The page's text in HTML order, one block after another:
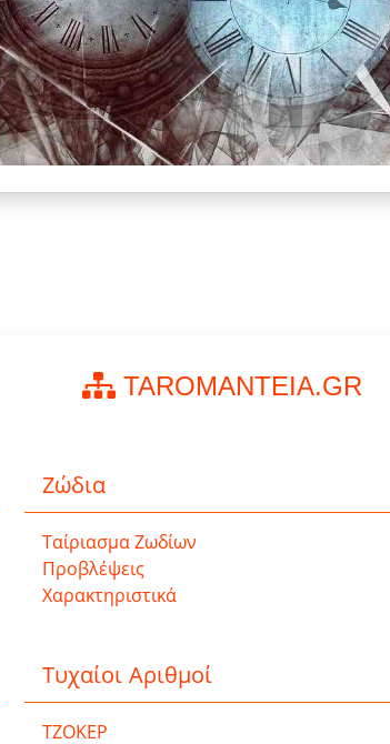
TAROMANTEIA.GR
Ζώδια
Ταίριασμα Ζωδίων
Προβλέψεις
Χαρακτηριστικά
Τυχαίοι Αριθμοί
ΤΖΟΚΕΡ